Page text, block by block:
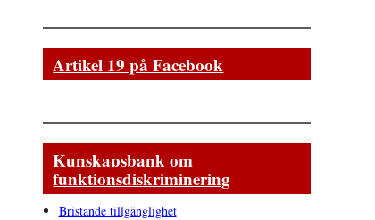
Artikel 19 på Facebook
Kunskapsbank om
funktionsdiskriminering
Bristande tillgänglighet